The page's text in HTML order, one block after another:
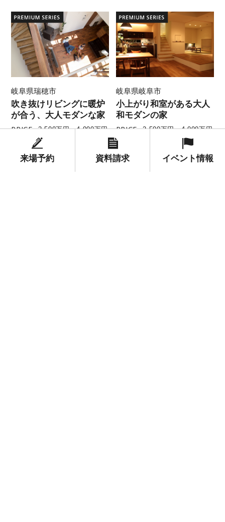
岐阜県瑞穂市
吹き抜けリビングに暖炉
が合う、大人モダンな家
PRICE
2,500万円～4,000万円
岐阜県岐阜市
小上がり和室がある大人
和モダンの家
PRICE
2,500万円～4,000万円
来場予約 資料請求 イベント情報